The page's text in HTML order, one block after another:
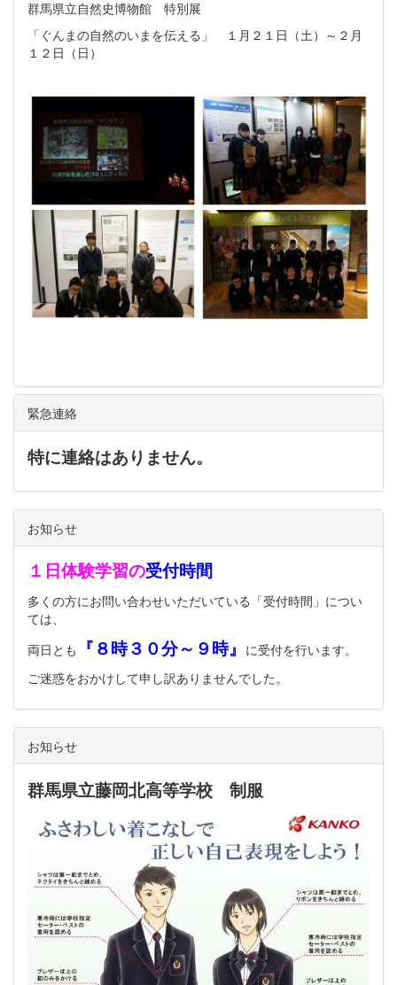
群馬県立自然史博物館 特別展
「ぐんまの自然のいまを伝える」 １月２１日（土）～２月
１２日（日）
緊急連絡
特に連絡はありません。
お知らせ
１日体験学習の受付時間
多くの方にお問い合わせいただいている「受付時間」につい
ては、
両日とも
『８時３０分～９時』 に受付を行います。
ご迷惑をおかけして申し訳ありませんでした。
お知らせ
群馬県立藤岡北高等学校 制服